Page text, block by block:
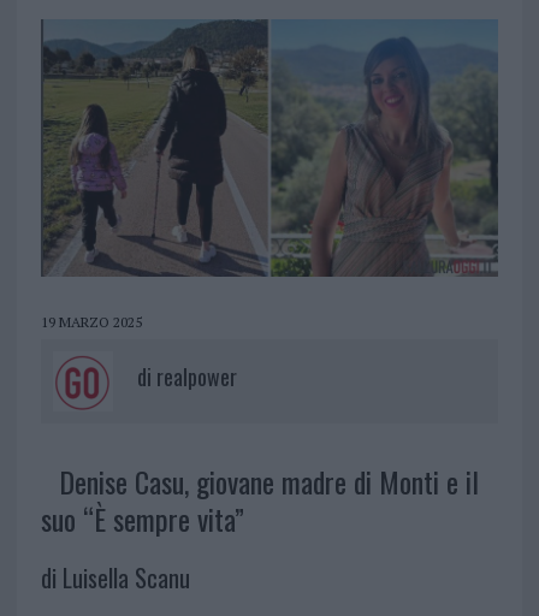
19 MARZO 2025
di realpower
Denise Casu, giovane madre di Monti e il
suo “È sempre vita”
di Luisella Scanu